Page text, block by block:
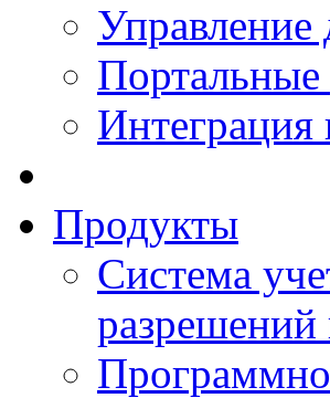
Управление
Продукты
Система
разрешений